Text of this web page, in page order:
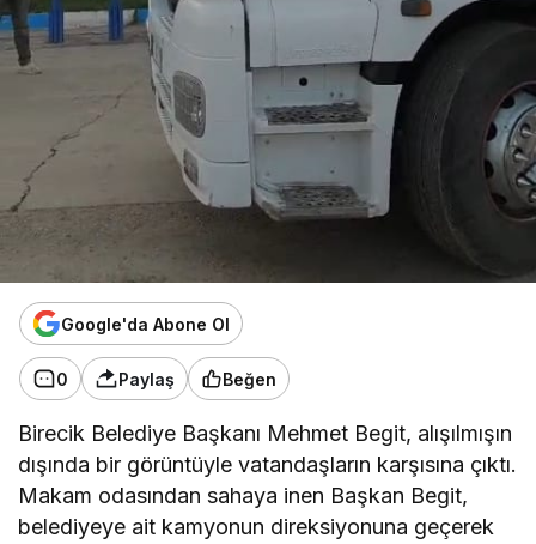
Google'da Abone Ol
0 Paylaş Beğen
Birecik Belediye Başkanı Mehmet Begit, alışılmışın
dışında bir görüntüyle vatandaşların karşısına çıktı.
Makam odasından sahaya inen Başkan Begit,
belediyeye ait kamyonun direksiyonuna geçerek